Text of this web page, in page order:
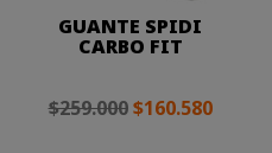
GUANTE SPIDI
CARBO FIT
$259.000 $160.580